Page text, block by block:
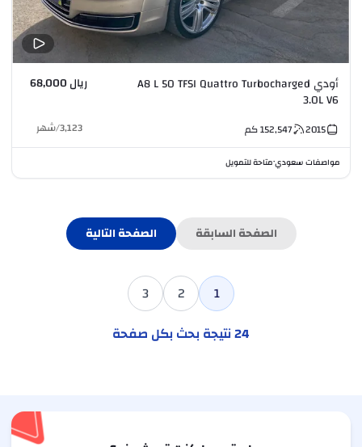
أودي A8 L 50 TFSI Quattro Turbocharged
3.0L V6
ريال 68,000
2015
152,547كم 3,123
/شهر
مواصفات سعودي•متاحة للتمويل
الصفحة السابقة الصفحة التالية
1
2
3
24نتيجة بحث بكل صفحة